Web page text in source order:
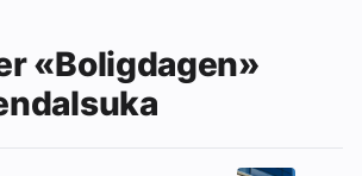
«Boligdagen»